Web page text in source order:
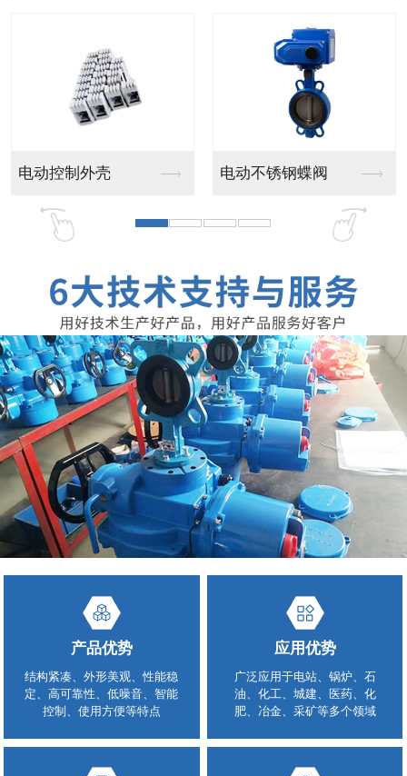
气动PPH球阀
产品优势
结构紧凑、外形美观、性能稳
定、高可靠性、低噪音、智能
控制、使用方便等特点
应用优势
广泛应用于电站、锅炉、石
油、化工、城建、医药、化
肥、冶金、采矿等多个领域